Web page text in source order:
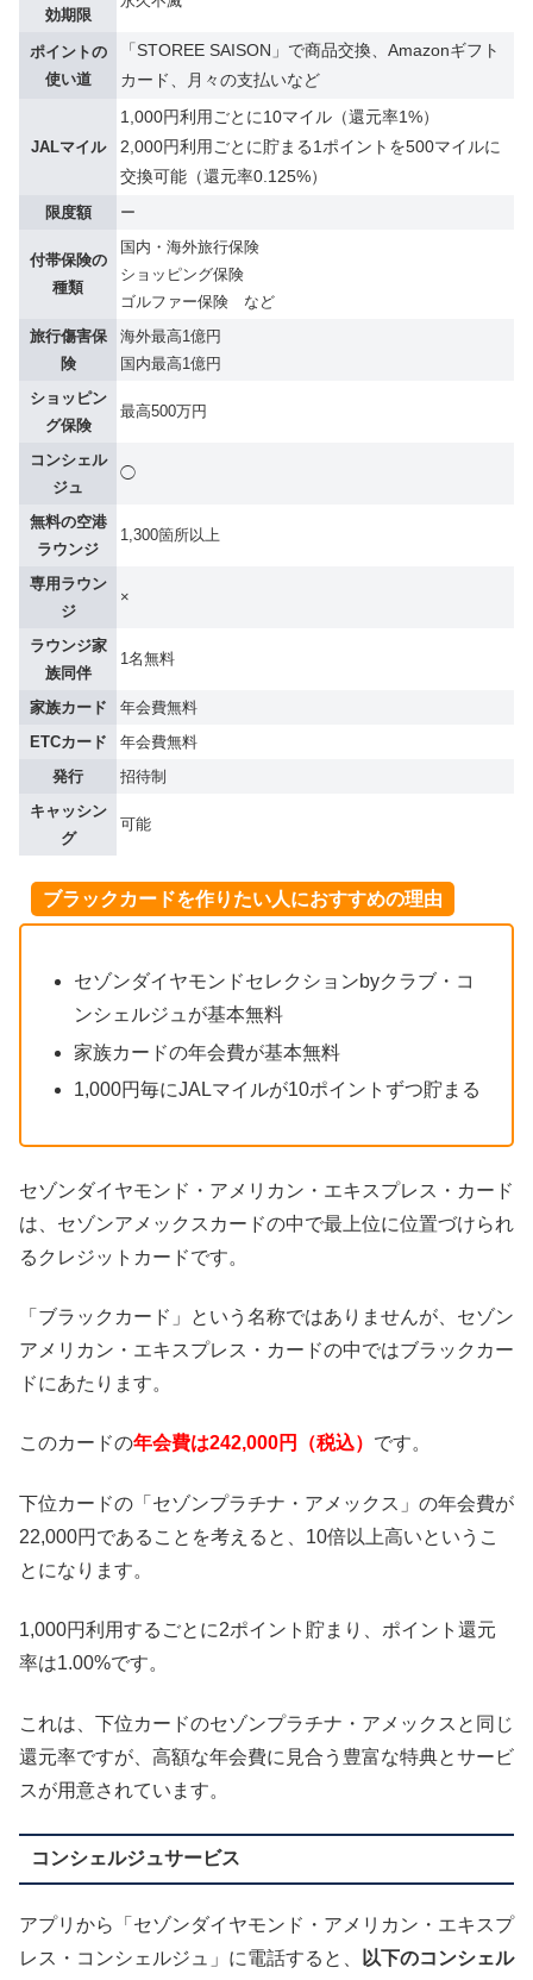
効期限
ポイントの
使い道
「STOREE SAISON」で商品交換、Amazonギフト
カード、月々の支払いなど
JALマイル
1,000円利用ごとに10マイル（還元率1%）
2,000円利用ごとに貯まる1ポイントを500マイルに
交換可能（還元率0.125%）
限度額 ー
付帯保険の
種類
国内・海外旅行保険
ショッピング保険
ゴルファー保険 など
旅行傷害保
険
海外最高1億円
国内最高1億円
ショッピン
グ保険
最高500万円
コンシェル
ジュ
◯
無料の空港
ラウンジ
1,300箇所以上
専用ラウン
ジ
×
ラウンジ家
族同伴
1名無料
家族カード
年会費無料
ETCカード
年会費無料
発行
招待制
キャッシン
グ
可能
ブラックカードを作りたい人におすすめの理由
セゾンダイヤモンドセレクションbyクラブ・コ
ンシェルジュが基本無料
家族カードの年会費が基本無料
1,000円毎にJALマイルが10ポイントずつ貯まる
セゾンダイヤモンド・アメリカン・エキスプレス・カード
は、セゾンアメックスカードの中で最上位に位置づけられ
るクレジットカードです。
「ブラックカード」という名称ではありませんが、セゾン
アメリカン・エキスプレス・カードの中ではブラックカー
ドにあたります。
このカードの年会費は242,000円（税込） です。
下位カードの「セゾンプラチナ・アメックス」の年会費が
22,000円であることを考えると、10倍以上高いというこ
とになります。
1,000円利用するごとに2ポイント貯まり、ポイント還元
率は1.00%です。
これは、下位カードのセゾンプラチナ・アメックスと同じ
還元率ですが、高額な年会費に見合う豊富な特典とサービ
スが用意されています。
コンシェルジュサービス
アプリから「セゾンダイヤモンド・アメリカン・エキスプ
レス・コンシェルジュ」に電話すると、
以下のコンシェル